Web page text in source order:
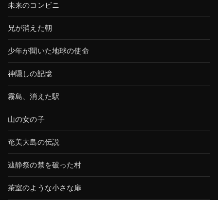
未来のコンビニ
兄が消えた朝
少年が聞いた地球の使命
神隠しの記憶
霧島、消えた駅
山の女の子
奄美大島の伝説
辿静祭の禁を破った村
茶室のような小さな扉